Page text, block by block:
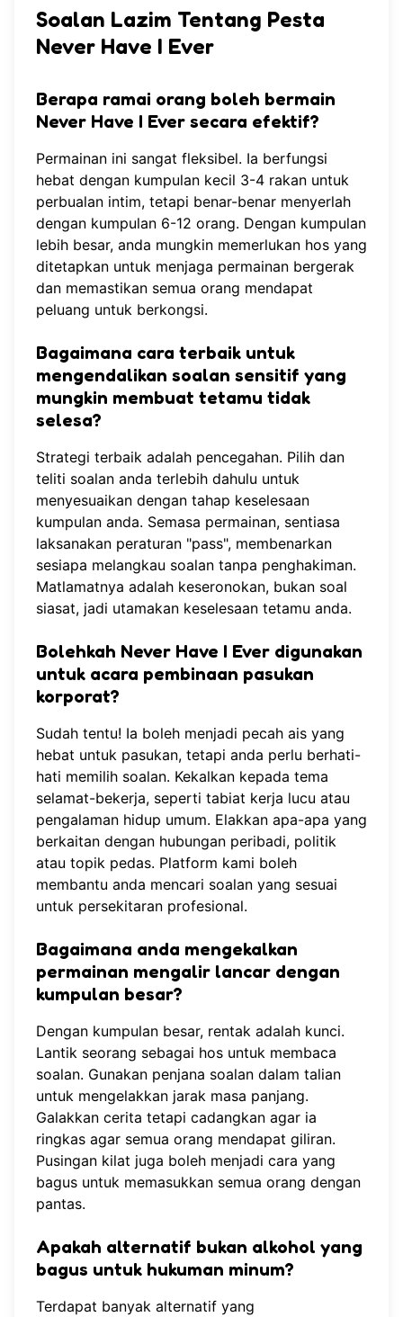
Soalan Lazim Tentang Pesta
Never Have I Ever
Berapa ramai orang boleh bermain
Never Have I Ever secara efektif?
Permainan ini sangat fleksibel. Ia berfungsi
hebat dengan kumpulan kecil 3-4 rakan untuk
perbualan intim, tetapi benar-benar menyerlah
dengan kumpulan 6-12 orang. Dengan kumpulan
lebih besar, anda mungkin memerlukan hos yang
ditetapkan untuk menjaga permainan bergerak
dan memastikan semua orang mendapat
peluang untuk berkongsi.
Bagaimana cara terbaik untuk
mengendalikan soalan sensitif yang
mungkin membuat tetamu tidak
selesa?
Strategi terbaik adalah pencegahan. Pilih dan
teliti soalan anda terlebih dahulu untuk
menyesuaikan dengan tahap keselesaan
kumpulan anda. Semasa permainan, sentiasa
laksanakan peraturan "pass", membenarkan
sesiapa melangkau soalan tanpa penghakiman.
Matlamatnya adalah keseronokan, bukan soal
siasat, jadi utamakan keselesaan tetamu anda.
Bolehkah Never Have I Ever digunakan
untuk acara pembinaan pasukan
korporat?
Sudah tentu! Ia boleh menjadi pecah ais yang
hebat untuk pasukan, tetapi anda perlu berhati-
hati memilih soalan. Kekalkan kepada tema
selamat-bekerja, seperti tabiat kerja lucu atau
pengalaman hidup umum. Elakkan apa-apa yang
berkaitan dengan hubungan peribadi, politik
atau topik pedas. Platform kami boleh
membantu anda mencari soalan yang sesuai
untuk persekitaran profesional.
Bagaimana anda mengekalkan
permainan mengalir lancar dengan
kumpulan besar?
Dengan kumpulan besar, rentak adalah kunci.
Lantik seorang sebagai hos untuk membaca
soalan. Gunakan penjana soalan dalam talian
untuk mengelakkan jarak masa panjang.
Galakkan cerita tetapi cadangkan agar ia
ringkas agar semua orang mendapat giliran.
Pusingan kilat juga boleh menjadi cara yang
bagus untuk memasukkan semua orang dengan
pantas.
Apakah alternatif bukan alkohol yang
bagus untuk hukuman minum?
Terdapat banyak alternatif yang